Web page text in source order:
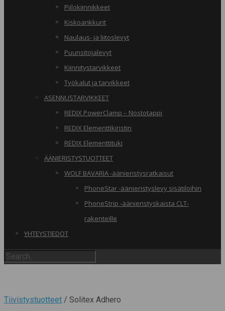
Piilokiinnikkeet
Kiskoankkurit
Naulaus- ja liitoslevyt
Puunsitojalevyt
Kiinnitystarvikkeet
Työkalut ja tarvikkeet
ASENNUSTARVIKKEET
REDIX PowerClamp – Nostotappi
REDIX Elementtikiristin
REDIX Elementtituki
ÄÄNIERISTYSTUOTTEET
WOLF BAVARIA -äänieristysratkaisut
PhoneStar -äänieristyslevy sisätiloihin
PhoneStrip -äänieristyskaista CLT-
rakenteille
YHTEYSTIEDOT
Tiivistystuotteet / Solitex Adhero